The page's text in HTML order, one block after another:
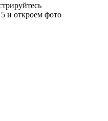
и откроем фото